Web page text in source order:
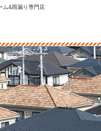
ム&雨漏り専門店